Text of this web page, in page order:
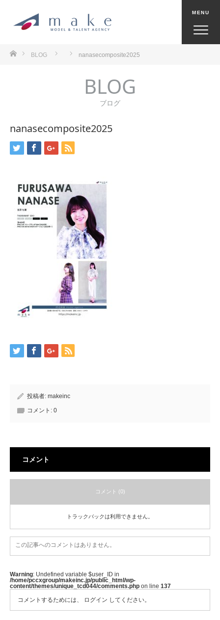
ホームBLOG nanasecomposite2025
BLOG
ブログ
nanasecomposite2025
投稿者: makeinc
コメント: 0
コメント
コメント (0)
トラックバックは利用できません。
この記事へのコメントはありません。
Warning: Undefined variable $user_ID in
/home/pccxgroup/makeinc.jp/public_html/wp-
content/themes/unique_tcd044/comments.php on line 137
コメントするためには、
ログイン してください。